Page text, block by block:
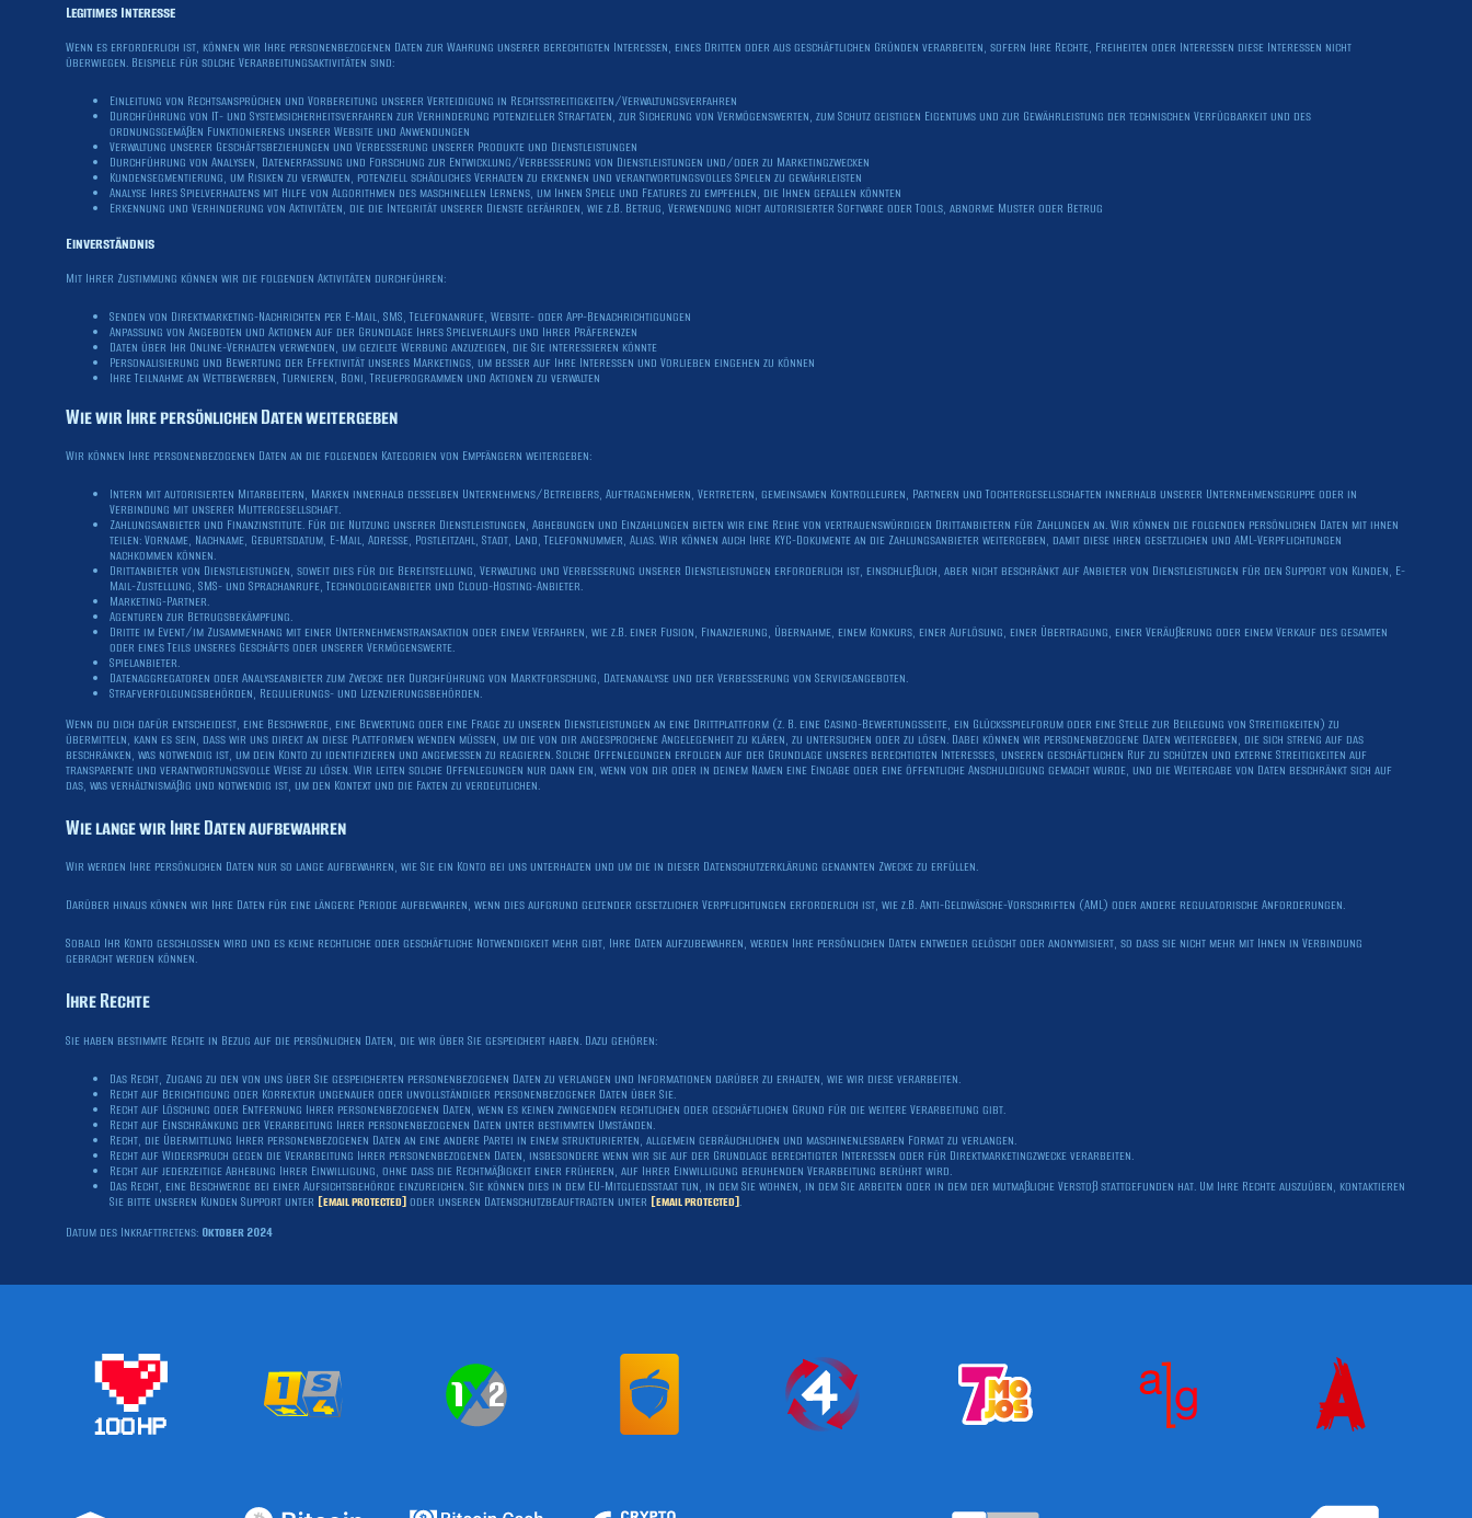
Legitimes Interesse
Wenn es erforderlich ist, können wir Ihre personenbezogenen Daten zur Wahrung unserer berechtigten Interessen, eines Dritten oder aus geschäftlichen Gründen verarbeiten, sofern Ihre Rechte, Freiheiten oder Interessen diese Interessen nicht
überwiegen. Beispiele für solche Verarbeitungsaktivitäten sind:
Einleitung von Rechtsansprüchen und Vorbereitung unserer Verteidigung in Rechtsstreitigkeiten/Verwaltungsverfahren
Durchführung von IT- und Systemsicherheitsverfahren zur Verhinderung potenzieller Straftaten, zur Sicherung von Vermögenswerten, zum Schutz geistigen Eigentums und zur Gewährleistung der technischen Verfügbarkeit und des
ordnungsgemäßen Funktionierens unserer Website und Anwendungen
Verwaltung unserer Geschäftsbeziehungen und Verbesserung unserer Produkte und Dienstleistungen
Durchführung von Analysen, Datenerfassung und Forschung zur Entwicklung/Verbesserung von Dienstleistungen und/oder zu Marketingzwecken
Kundensegmentierung, um Risiken zu verwalten, potenziell schädliches Verhalten zu erkennen und verantwortungsvolles Spielen zu gewährleisten
Analyse Ihres Spielverhaltens mit Hilfe von Algorithmen des maschinellen Lernens, um Ihnen Spiele und Features zu empfehlen, die Ihnen gefallen könnten
Erkennung und Verhinderung von Aktivitäten, die die Integrität unserer Dienste gefährden, wie z.B. Betrug, Verwendung nicht autorisierter Software oder Tools, abnorme Muster oder Betrug
Einverständnis
Mit Ihrer Zustimmung können wir die folgenden Aktivitäten durchführen:
Senden von Direktmarketing-Nachrichten per E-Mail, SMS, Telefonanrufe, Website- oder App-Benachrichtigungen
Anpassung von Angeboten und Aktionen auf der Grundlage Ihres Spielverlaufs und Ihrer Präferenzen
Daten über Ihr Online-Verhalten verwenden, um gezielte Werbung anzuzeigen, die Sie interessieren könnte
Personalisierung und Bewertung der Effektivität unseres Marketings, um besser auf Ihre Interessen und Vorlieben eingehen zu können
Ihre Teilnahme an Wettbewerben, Turnieren, Boni, Treueprogrammen und Aktionen zu verwalten
Wie wir Ihre persönlichen Daten weitergeben
Wir können Ihre personenbezogenen Daten an die folgenden Kategorien von Empfängern weitergeben:
Intern mit autorisierten Mitarbeitern, Marken innerhalb desselben Unternehmens/Betreibers, Auftragnehmern, Vertretern, gemeinsamen Kontrolleuren, Partnern und Tochtergesellschaften innerhalb unserer Unternehmensgruppe oder in
Verbindung mit unserer Muttergesellschaft.
Zahlungsanbieter und Finanzinstitute. Für die Nutzung unserer Dienstleistungen, Abhebungen und Einzahlungen bieten wir eine Reihe von vertrauenswürdigen Drittanbietern für Zahlungen an. Wir können die folgenden persönlichen Daten mit ihnen
teilen: Vorname, Nachname, Geburtsdatum, E-Mail, Adresse, Postleitzahl, Stadt, Land, Telefonnummer, Alias. Wir können auch Ihre KYC-Dokumente an die Zahlungsanbieter weitergeben, damit diese ihren gesetzlichen und AML-Verpflichtungen
nachkommen können.
Drittanbieter von Dienstleistungen, soweit dies für die Bereitstellung, Verwaltung und Verbesserung unserer Dienstleistungen erforderlich ist, einschließlich, aber nicht beschränkt auf Anbieter von Dienstleistungen für den Support von Kunden, E-
Mail-Zustellung, SMS- und Sprachanrufe, Technologieanbieter und Cloud-Hosting-Anbieter.
Marketing-Partner.
Agenturen zur Betrugsbekämpfung.
Dritte im Event/im Zusammenhang mit einer Unternehmenstransaktion oder einem Verfahren, wie z.B. einer Fusion, Finanzierung, Übernahme, einem Konkurs, einer Auflösung, einer Übertragung, einer Veräußerung oder einem Verkauf des gesamten
oder eines Teils unseres Geschäfts oder unserer Vermögenswerte.
Spielanbieter.
Datenaggregatoren oder Analyseanbieter zum Zwecke der Durchführung von Marktforschung, Datenanalyse und der Verbesserung von Serviceangeboten.
Strafverfolgungsbehörden, Regulierungs- und Lizenzierungsbehörden.
Wenn du dich dafür entscheidest, eine Beschwerde, eine Bewertung oder eine Frage zu unseren Dienstleistungen an eine Drittplattform (z. B. eine Casino-Bewertungsseite, ein Glücksspielforum oder eine Stelle zur Beilegung von Streitigkeiten) zu
übermitteln, kann es sein, dass wir uns direkt an diese Plattformen wenden müssen, um die von dir angesprochene Angelegenheit zu klären, zu untersuchen oder zu lösen. Dabei können wir personenbezogene Daten weitergeben, die sich streng auf das
beschränken, was notwendig ist, um dein Konto zu identifizieren und angemessen zu reagieren. Solche Offenlegungen erfolgen auf der Grundlage unseres berechtigten Interesses, unseren geschäftlichen Ruf zu schützen und externe Streitigkeiten auf
transparente und verantwortungsvolle Weise zu lösen. Wir leiten solche Offenlegungen nur dann ein, wenn von dir oder in deinem Namen eine Eingabe oder eine öffentliche Anschuldigung gemacht wurde, und die Weitergabe von Daten beschränkt sich auf
das, was verhältnismäßig und notwendig ist, um den Kontext und die Fakten zu verdeutlichen.
Wie lange wir Ihre Daten aufbewahren
Wir werden Ihre persönlichen Daten nur so lange aufbewahren, wie Sie ein Konto bei uns unterhalten und um die in dieser Datenschutzerklärung genannten Zwecke zu erfüllen.
Darüber hinaus können wir Ihre Daten für eine längere Periode aufbewahren, wenn dies aufgrund geltender gesetzlicher Verpflichtungen erforderlich ist, wie z.B. Anti-Geldwäsche-Vorschriften (AML) oder andere regulatorische Anforderungen.
Sobald Ihr Konto geschlossen wird und es keine rechtliche oder geschäftliche Notwendigkeit mehr gibt, Ihre Daten aufzubewahren, werden Ihre persönlichen Daten entweder gelöscht oder anonymisiert, so dass sie nicht mehr mit Ihnen in Verbindung
gebracht werden können.
Ihre Rechte
Sie haben bestimmte Rechte in Bezug auf die persönlichen Daten, die wir über Sie gespeichert haben. Dazu gehören:
Das Recht, Zugang zu den von uns über Sie gespeicherten personenbezogenen Daten zu verlangen und Informationen darüber zu erhalten, wie wir diese verarbeiten.
Recht auf Berichtigung oder Korrektur ungenauer oder unvollständiger personenbezogener Daten über Sie.
Recht auf Löschung oder Entfernung Ihrer personenbezogenen Daten, wenn es keinen zwingenden rechtlichen oder geschäftlichen Grund für die weitere Verarbeitung gibt.
Recht auf Einschränkung der Verarbeitung Ihrer personenbezogenen Daten unter bestimmten Umständen.
Recht, die Übermittlung Ihrer personenbezogenen Daten an eine andere Partei in einem strukturierten, allgemein gebräuchlichen und maschinenlesbaren Format zu verlangen.
Recht auf Widerspruch gegen die Verarbeitung Ihrer personenbezogenen Daten, insbesondere wenn wir sie auf der Grundlage berechtigter Interessen oder für Direktmarketingzwecke verarbeiten.
Recht auf jederzeitige Abhebung Ihrer Einwilligung, ohne dass die Rechtmäßigkeit einer früheren, auf Ihrer Einwilligung beruhenden Verarbeitung berührt wird.
Das Recht, eine Beschwerde bei einer Aufsichtsbehörde einzureichen. Sie können dies in dem EU-Mitgliedsstaat tun, in dem Sie wohnen, in dem Sie arbeiten oder in dem der mutmaßliche Verstoß stattgefunden hat. Um Ihre Rechte auszuüben, kontaktieren
Sie bitte unseren Kunden Support unter [email protected]oder unseren Datenschutzbeauftragten unter [email protected].
Datum des Inkrafttretens: Oktober 2024